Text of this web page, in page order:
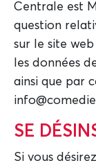
Centrale est
question
sur le site
les données
ainsi que par
SE
Si vous